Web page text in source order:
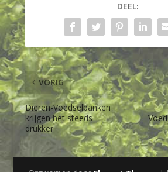
DEEL:
VORIG
Dieren-Voedselbanken
krijgen het steeds
drukker